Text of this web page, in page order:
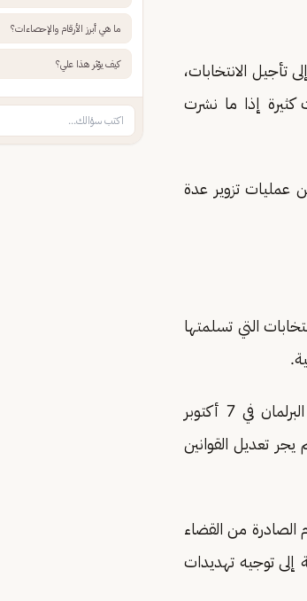
تأجيل الانتخابات،
إذا ما نشرت
عمليات تزوير عدة
التي تسلمتها
وقال: «عند مراجعة بنود القوانين وجدنا الكثير من العقبات، كان يجب تعديلها وخاطبنا البرلمان في 7 أكتوبر
تعديل القوانين
الصادرة من القضاء
إلى توجيه تهديدات
ما هي أبرز الأرقام والإحصاءات؟
كيف يؤثر هذا علي؟